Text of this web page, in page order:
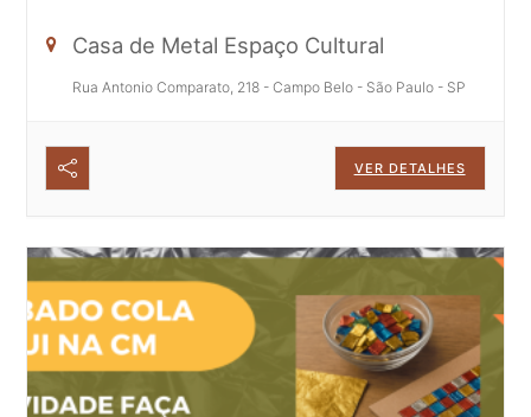
Casa de Metal Espaço Cultural
Rua Antonio Comparato, 218 - Campo Belo - São Paulo - SP
VER DETALHES